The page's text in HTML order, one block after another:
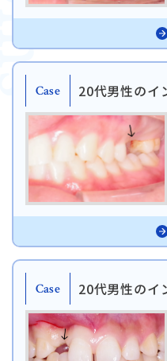
タップ
Case 20代男性のイ
Case 20代男性のイ